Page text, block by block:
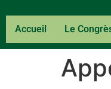
Accueil Le